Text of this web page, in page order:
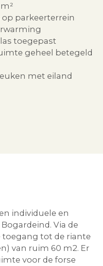
op parkeerterrein
toegepast
geheel betegeld
met eiland
individuele en
Via de
tot de riante
van ruim 60 m2. Er
voor de forse